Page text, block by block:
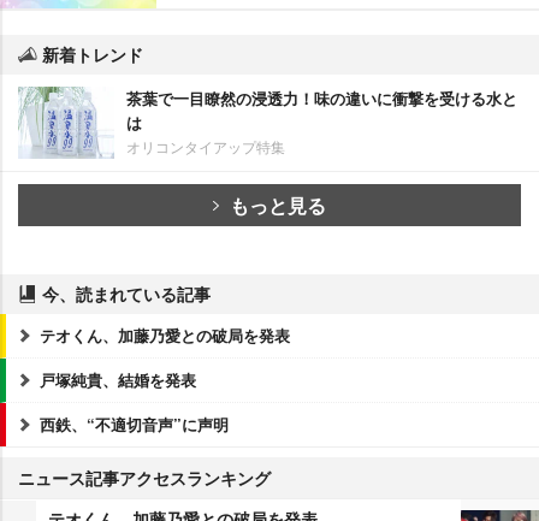
新着トレンド
茶葉で一目瞭然の浸透力！味の違いに衝撃を受ける水と
は
オリコンタイアップ特集
もっと見る
今、読まれている記事
テオくん、加藤乃愛との破局を発表
戸塚純貴、結婚を発表
西鉄、“不適切音声”に声明
ニュース記事アクセスランキング